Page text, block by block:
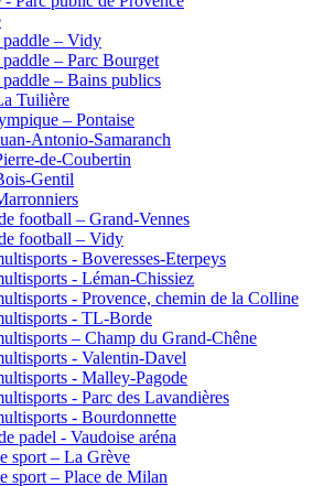
paddle – Vidy
paddle – Parc Bourget
paddle – Bains publics
Tuilière
– Pontaise
Antonio-Samaranch
de-Coubertin
Gentil
football – Grand-Vennes
football – Vidy
- Boveresses-Eterpeys
- Léman-Chissiez
- Provence, chemin de la Colline
- TL-Borde
– Champ du Grand-Chêne
- Valentin-Davel
- Malley-Pagode
- Parc des Lavandières
- Bourdonnette
padel - Vaudoise aréna
sport – La Grève
sport – Place de Milan